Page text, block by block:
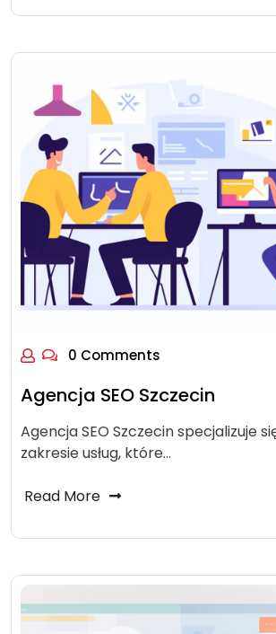
0 Comments
Agencja SEO Szczecin
Agencja SEO Szczecin specjalizuje
zakresie usług, które…
Read More